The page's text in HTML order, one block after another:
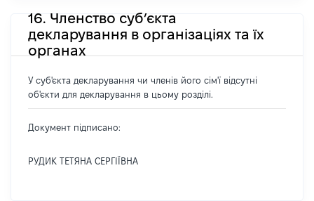
16. Членство суб’єкта
декларування в організаціях та їх
органах
У суб'єкта декларування чи членів його сім'ї відсутні
об'єкти для декларування в цьому розділі.
Документ підписано:
РУДИК ТЕТЯНА СЕРГІЇВНА